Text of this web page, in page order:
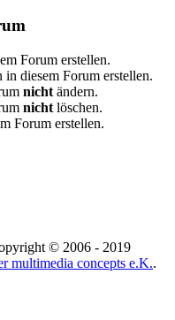
Forum erstellen.
diesem Forum erstellen.
nicht ändern.
nicht löschen.
Forum erstellen.
© 2006 - 2019
multimedia concepts e.K..